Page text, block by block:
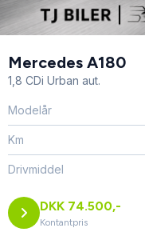
Mercedes A180
1,8 CDi Urban aut.
Modelår
Km
Drivmiddel
DKK 74.500,-
Kontantpris